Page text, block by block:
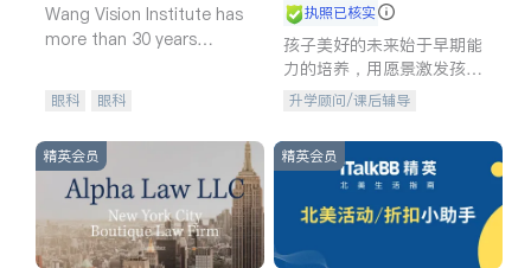
Wang Vision Institute has
more than 30 years
眼科 眼科
执照已核实
孩子美好的未来始于早期能
力的培养，用愿景激发孩子
的学习潜力和动力。理念：
拥有成长型心态是成功的基
石。
升学顾问/课后辅导
精英会员 精英会员